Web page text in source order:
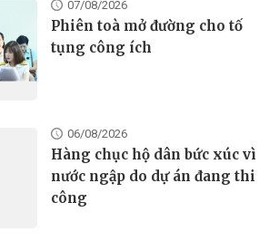
07/08/2026
Phiên toà mở đường cho tố
tụng công ích
06/08/2026
Hàng chục hộ dân bức xúc vì
nước ngập do dự án đang thi
công